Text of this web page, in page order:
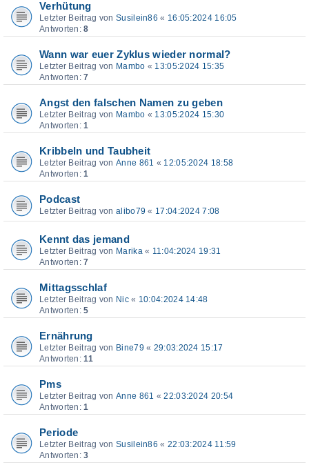
Verhütung
Letzter Beitrag von Susilein86 « 16:05:2024 16:05
Antworten:8
Wann war euer Zyklus wieder normal?
Letzter Beitrag von Mambo « 13:05:2024 15:35
Antworten:7
Angst den falschen Namen zu geben
Letzter Beitrag von Mambo « 13:05:2024 15:30
Antworten:1
Kribbeln und Taubheit
Letzter Beitrag von Anne 861 « 12:05:2024 18:58
Antworten:1
Podcast
Letzter Beitrag von alibo79 « 17:04:2024 7:08
Kennt das jemand
Letzter Beitrag von Marika« 11:04:2024 19:31
Antworten:7
Mittagsschlaf
Letzter Beitrag von Nic« 10:04:2024 14:48
Antworten:5
Ernährung
Letzter Beitrag von Bine79 « 29:03:2024 15:17
Antworten:11
Pms
Letzter Beitrag von Anne 861 «22:03:2024 20:54
Antworten:1
Periode
Letzter Beitrag von Susilein86 « 22:03:2024 11:59
Antworten:3